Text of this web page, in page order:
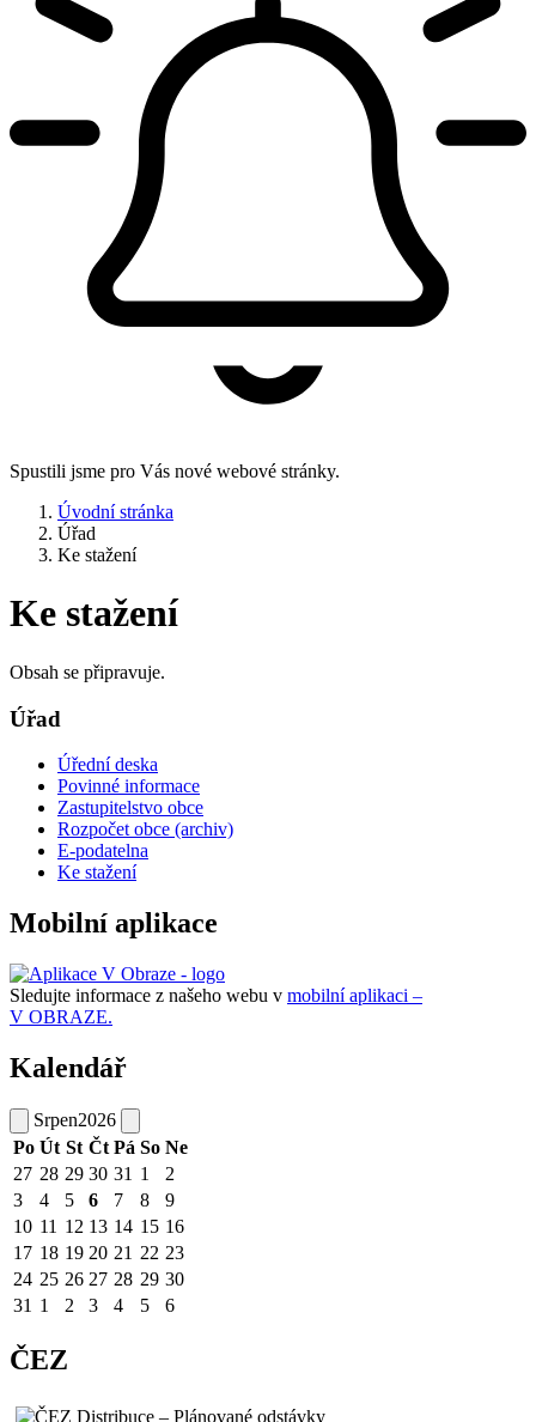
Spustili jsme pro Vás nové webové stránky.
Úvodní stránka
Úřad
Ke stažení
Ke stažení
Obsah se připravuje.
Úřad
Úřední deska
Povinné informace
Zastupitelstvo obce
Rozpočet obce (archiv)
E-podatelna
Ke stažení
Mobilní aplikace
Sledujte informace z našeho webu v mobilní aplikaci –
V OBRAZE.
Kalendář
Srpen2026
Po Út St Čt Pá So Ne
27 28 29 30 31 1
2
3
4 5 6 7 8
9
10 11 12 13 14 15 16
17 18 19 20 21 22 23
24 25 26 27 28 29 30
31 1 2 3 4 5 6
ČEZ